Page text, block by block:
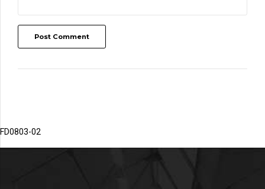
Post Comment
FD0803-02